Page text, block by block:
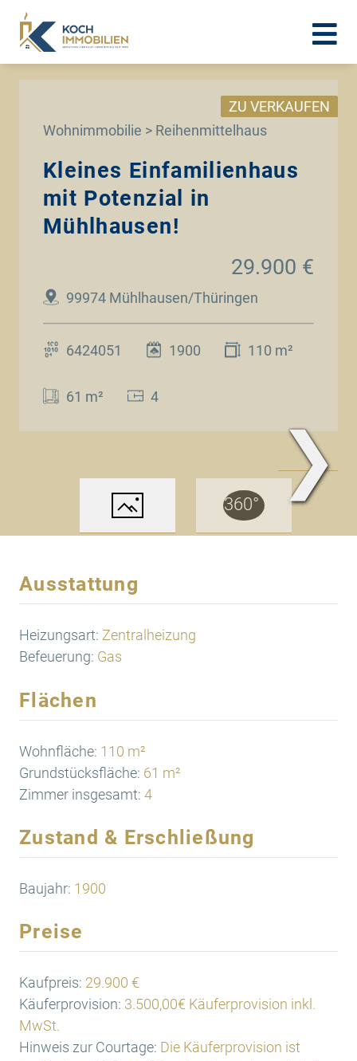
Wohnimmobilie > Reihenmittelhaus
ZU VERKAUFEN
Kleines Einfamilienhaus
mit Potenzial in
Mühlhausen!
99974 Mühlhausen/Thüringen
29.900 €
6424051 1900 110 m²
61 m² 4
❯
Ausstattung
Heizungsart: Zentralheizung
Befeuerung: Gas
Flächen
Wohnfläche: 110 m²
Grundstücksfläche: 61 m²
Zimmer insgesamt: 4
Zustand & Erschließung
Baujahr: 1900
Preise
Kaufpreis: 29.900 €
Käuferprovision: 3.500,00€ Käuferprovision inkl.
MwSt.
Hinweis zur Courtage: Die Käuferprovision ist